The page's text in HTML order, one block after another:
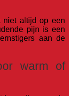
niet altijd op een
pijn is een
aan de
warm of